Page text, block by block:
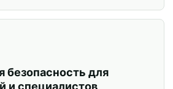
безопасность для
и специалистов